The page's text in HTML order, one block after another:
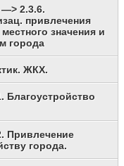
2.3.6.
привлечения
значения и
города
ЖКХ.
Благоустройство
Привлечение
города.